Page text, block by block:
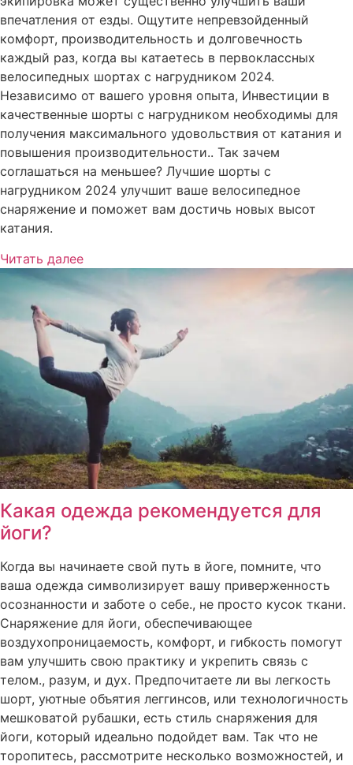
впечатления от езды. Ощутите непревзойденный
комфорт, производительность и долговечность
каждый раз, когда вы катаетесь в первоклассных
велосипедных шортах с нагрудником 2024.
Независимо от вашего уровня опыта, Инвестиции в
качественные шорты с нагрудником необходимы для
получения максимального удовольствия от катания и
повышения производительности.. Так зачем
соглашаться на меньшее? Лучшие шорты с
нагрудником 2024 улучшит ваше велосипедное
снаряжение и поможет вам достичь новых высот
катания.
Читать далее
Какая одежда рекомендуется для
йоги?
Когда вы начинаете свой путь в йоге, помните, что
ваша одежда символизирует вашу приверженность
осознанности и заботе о себе., не просто кусок ткани.
Снаряжение для йоги, обеспечивающее
воздухопроницаемость, комфорт, и гибкость помогут
вам улучшить свою практику и укрепить связь с
телом., разум, и дух. Предпочитаете ли вы легкость
шорт, уютные объятия леггинсов, или технологичность
мешковатой рубашки, есть стиль снаряжения для
йоги, который идеально подойдет вам. Так что не
торопитесь, рассмотрите несколько возможностей, и